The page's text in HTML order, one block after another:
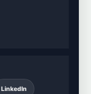
LinkedIn